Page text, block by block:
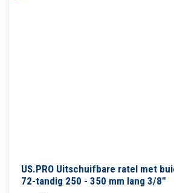
US.PRO Uitschuifbare ratel met
72-tandig 250 - 350 mm lang 3/8"